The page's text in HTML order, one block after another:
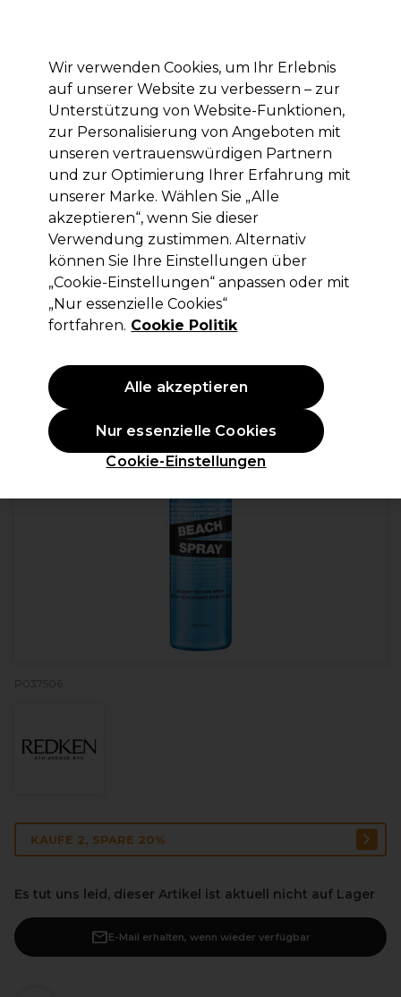
Anmelden
Marken Deals Haare Elektrogeräte Saloneinrichtung
Lieferung und Lieferzeiten
– mehr erfahren
Redken
Redken Styling Beach Spray 150ml
(0)
16,70 €ohne MwSt.(PROFI-PREIS)
19,87 €inkl. MwSt.)| 11.13 € pro 100ml
P037506
KAUFE 2, SPARE 20%
Es tut uns leid, dieser Artikel ist aktuell nicht auf Lager
E-Mail erhalten, wenn wieder verfügbar
Wir verwenden Cookies, um Ihr Erlebnis
auf unserer Website zu verbessern – zur
Unterstützung von Website-Funktionen,
zur Personalisierung von Angeboten mit
unseren vertrauenswürdigen Partnern
und zur Optimierung Ihrer Erfahrung mit
unserer Marke. Wählen Sie „Alle
akzeptieren“, wenn Sie dieser
Verwendung zustimmen. Alternativ
können Sie Ihre Einstellungen über
„Cookie-Einstellungen“ anpassen oder mit
„Nur essenzielle Cookies“
fortfahren. Cookie Politik
Cookie-Einstellungen
Nur essenzielle Cookies
Alle akzeptieren